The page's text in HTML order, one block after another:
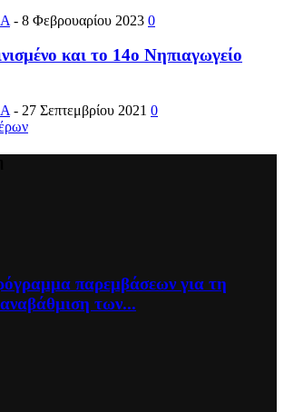
- 8 Φεβρουαρίου 2023 0
και το 14ο Νηπιαγωγείο
- 27 Σεπτεμβρίου 2021 0
παρεμβάσεων για τη
των...